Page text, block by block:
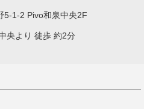
5-1-2 Pivo和泉中央2F
央より 徒歩 約2分